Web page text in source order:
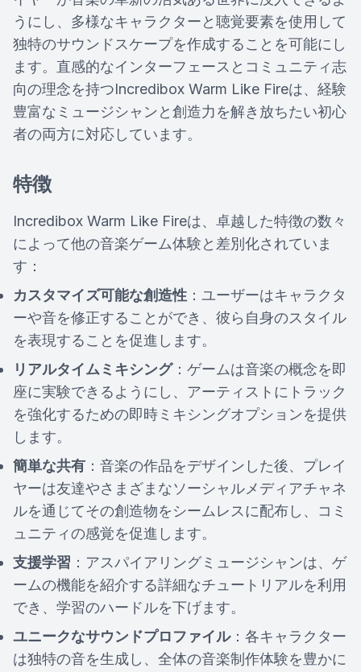
うにし、多様なキャラクターと聴覚要素を使用して
独特のサウンドスケープを作成することを可能にし
ます。直感的なインターフェースとコミュニティ志
向の理念を持つIncredibox Warm Like Fireは、経験
豊富なミュージシャンと創造力を解き放ちたい初心
者の両方に対応しています。
特徴
Incredibox Warm Like Fireは、卓越した特徴の数々
によって他の音楽ゲーム体験と差別化されていま
す：
カスタマイズ可能な創造性 ：ユーザーはキャラクタ
ーや音を修正することができ、彼ら自身のスタイル
を表現することを促進します。
リアルタイムミキシング：ゲームは音楽の概念を即
座に実験できるようにし、アーティストにトラック
を強化するための即時ミキシングオプションを提供
します。
簡単な共有 ：音楽の作品をデザインした後、プレイ
ヤーは友達やさまざまなソーシャルメディアチャネ
ルを通じてその創造物をシームレスに配布し、コミ
ュニティの感覚を促進します。
支援学習 ：アスパイアリングミュージシャンは、ゲ
ームの機能を紹介する詳細なチュートリアルを利用
でき、学習のハードルを下げます。
ユニークなサウンドプロファイル：各キャラクター
は独特の音を生成し、全体の音楽制作体験を豊かに